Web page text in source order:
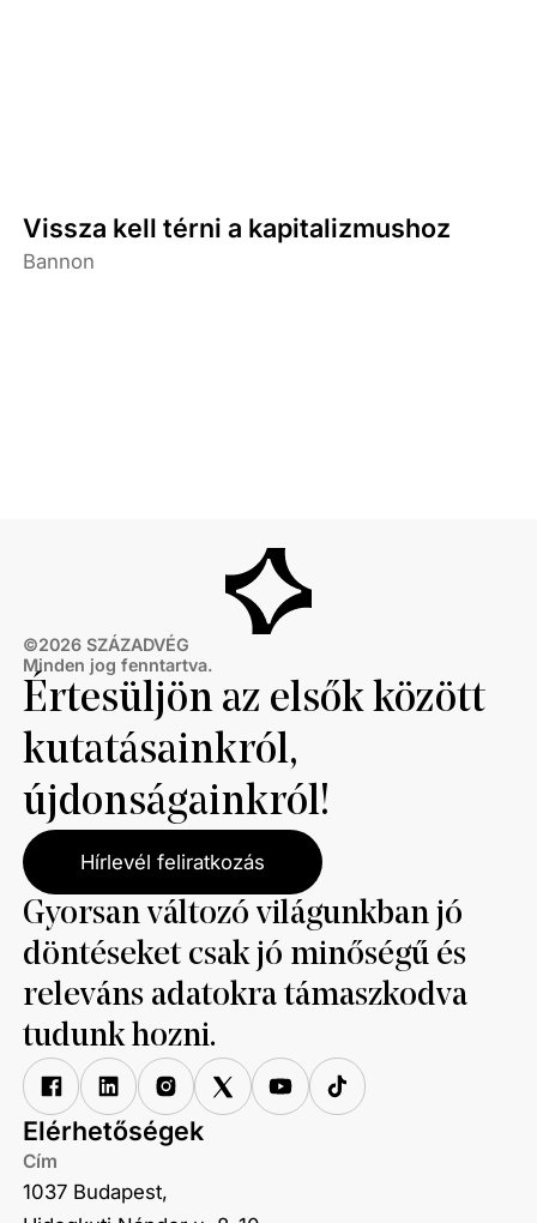
Vissza kell térni a kapitalizmushoz
Bannon
©2026 SZÁZADVÉG
Minden jog fenntartva.
Értesüljön az elsők között
kutatásainkról,
újdonságainkról!
Hírlevél feliratkozás
Gyorsan változó világunkban jó
döntéseket csak jó minőségű és
releváns adatokra támaszkodva
tudunk hozni.
Elérhetőségek
Cím
1037 Budapest,